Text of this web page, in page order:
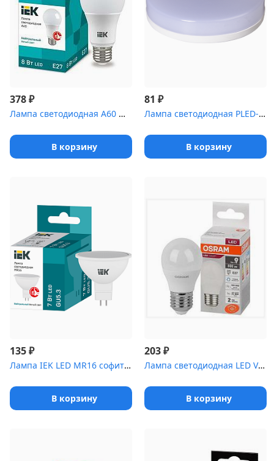
378₽
Лампа светодиодная A60 шар 8Вт 24-48В 4000К E27 (низковольтная) I...
В корзину
81 ₽
Лампа светодиодная PLED-GX53 8Вт таблетка 5000К мат. холод. бел. ...
В корзину
135₽
Лампа IEK LED MR16 софит 7Вт 230В 4000К GU5,3 (3шт/упак)
В корзину
203₽
Лампа светодиодная LED Value LVCLP75 10SW/865 шар матовая E27 230...
В корзину